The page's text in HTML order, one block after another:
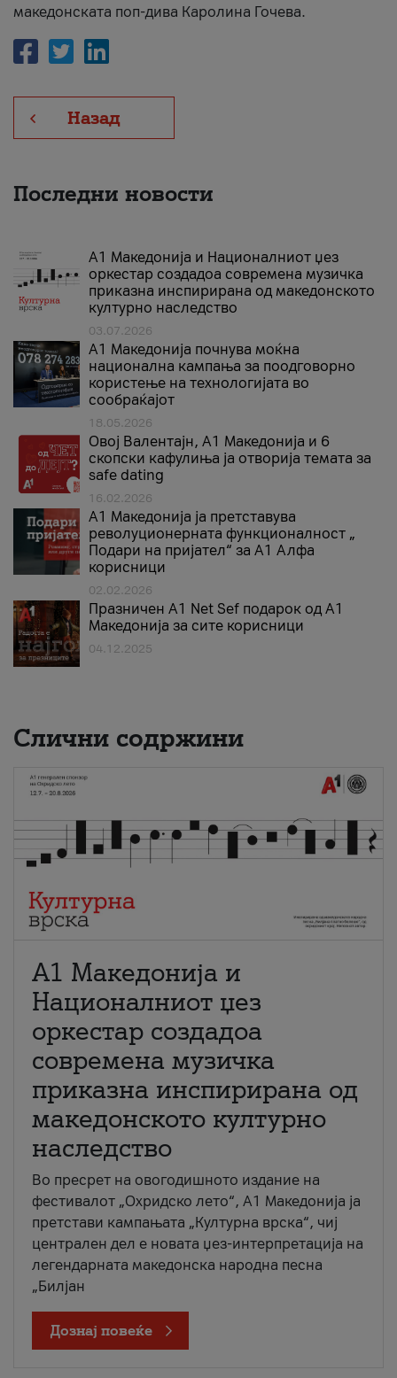
македонската поп-дива Каролина Гочева.
Назад
Последни новости
А1 Македонија и Националниот џез
оркестар создадоа современа музичка
приказна инспирирана од македонското
културно наследство
03.07.2026
A1 Македонија почнува моќна
национална кампања за поодговорно
користење на технологијата во
сообраќајот
18.05.2026
Овој Валентајн, A1 Македонија и 6
скопски кафулиња ја отворија темата за
safe dating
16.02.2026
А1 Македонија ја претставува
револуционерната функционалност „
Подари на пријател“ за А1 Алфа
корисници
02.02.2026
Празничен A1 Net Sеf подарок од А1
Македонија за сите корисници
04.12.2025
Слични содржини
А1 Македонија и
Националниот џез
оркестар создадоа
современа музичка
приказна инспирирана од
македонското културно
наследство
Во пресрет на овогодишното издание на
фестивалот „Охридско лето“, А1 Македонија ја
претстави кампањата „Културна врска“, чиј
централен дел е новата џез-интерпретација на
легендарната македонска народна песна
„Билјан
Дознај повеќе